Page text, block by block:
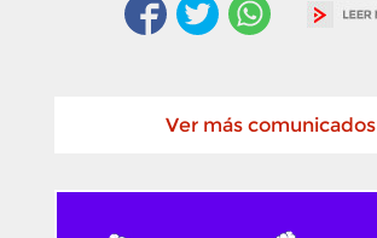
Ver más comunicados